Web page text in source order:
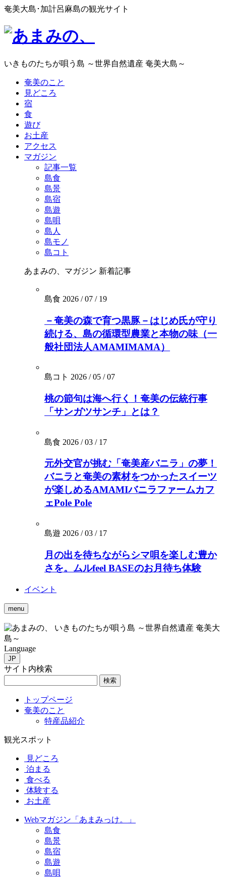
奄美大島･加計呂麻島の観光サイト
いきものたちが唄う島 ～世界自然遺産 奄美大島～
奄美のこと
見どころ
宿
食
遊び
お土産
アクセス
マガジン
記事一覧
島食
島景
島宿
島遊
島唄
島人
島モノ
島コト
あまみの、マガジン 新着記事
島食 2026 / 07 / 19
－奄美の森で育つ黒豚－はじめ氏が守り
続ける、島の循環型農業と本物の味（一
般社団法人AMAMIMAMA）
島コト 2026 / 05 / 07
桃の節句は海へ行く！奄美の伝統行事
「サンガツサンチ」とは？
島食 2026 / 03 / 17
元外交官が挑む「奄美産バニラ」の夢！
バニラと奄美の素材をつかったスイーツ
が楽しめるAMAMIバニラファームカフ
ェPole Pole
島遊 2026 / 03 / 17
月の出を待ちながらシマ唄を楽しむ豊か
さを。ムルfeel BASEのお月待ち体験
イベント
menu
いきものたちが唄う島 ～世界自然遺産 奄美大
島～
Language
JP
サイト内検索
検索
トップページ
奄美のこと
特産品紹介
観光スポット
見どころ
泊まる
食べる
体験する
お土産
Webマガジン「あまみっけ。」
島食
島景
島宿
島遊
島唄